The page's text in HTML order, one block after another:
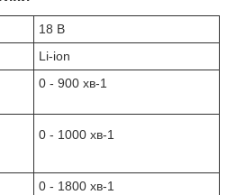
18 В
Li-ion
0 - 900 хв-1
0 - 1000 хв-1
0 - 1800 хв-1